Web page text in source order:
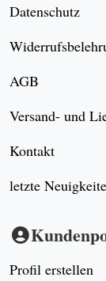
Datenschutz
AGB
Versand- und
Kontakt
letzte
Profil erstellen